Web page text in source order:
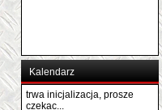
Kalendarz
trwa inicjalizacja, prosze
czekac...